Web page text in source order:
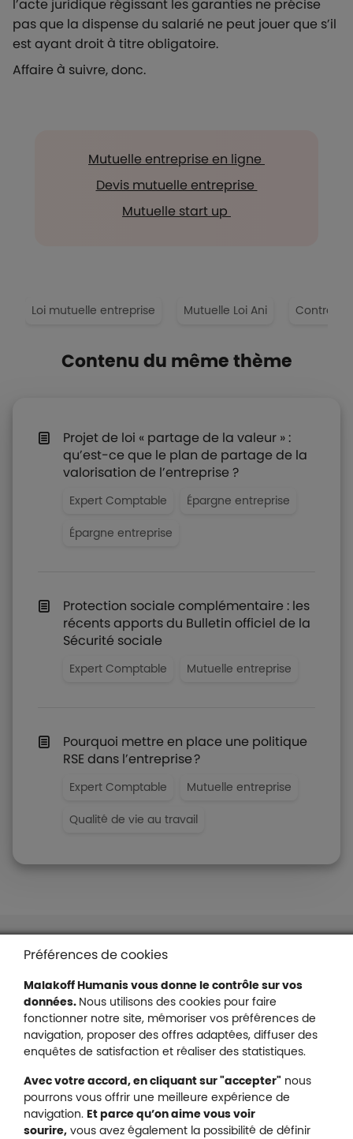
l’acte juridique régissant les garanties ne précise
pas que la dispense du salarié ne peut jouer que s’il
est ayant droit à titre obligatoire.
Affaire à suivre, donc.
Mutuelle entreprise en ligne
Devis mutuelle entreprise
Mutuelle start up
Loi mutuelle entreprise Mutuelle Loi Ani Contrat
Contenu du même thème
Projet de loi « partage de la valeur » :
qu’est-ce que le plan de partage de la
valorisation de l’entreprise ?
Expert Comptable Épargne entreprise
Épargne entreprise
Protection sociale complémentaire : les
récents apports du Bulletin officiel de la
Sécurité sociale
Expert Comptable Mutuelle entreprise
Pourquoi mettre en place une politique
RSE dans l’entreprise ?
Expert Comptable Mutuelle entreprise
Qualité de vie au travail
Liens en bas de page
Accessibilité : partiellement conforme
Protection des données
Nous contacter
Plan du site
Gestion des cookies
Malakoff Humanis sur X
Préférences de cookies
Malakoff Humanis vous donne le contrôle sur vos
données. Nous utilisons des cookies pour faire
fonctionner notre site, mémoriser vos préférences de
navigation, proposer des offres adaptées, diffuser des
enquêtes de satisfaction et réaliser des statistiques.
Avec votre accord, en cliquant sur "accepter" nous
pourrons vous offrir une meilleure expérience de
navigation. Et parce qu’on aime vous voir
sourire, vous avez également la possibilité de définir